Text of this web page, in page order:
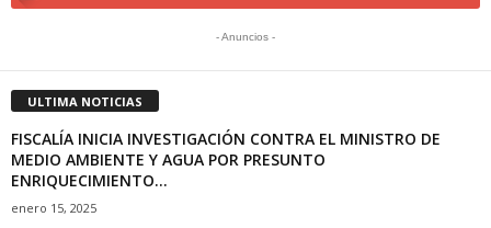
- Anuncios -
ULTIMA NOTICIAS
FISCALÍA INICIA INVESTIGACIÓN CONTRA EL MINISTRO DE
MEDIO AMBIENTE Y AGUA POR PRESUNTO
ENRIQUECIMIENTO...
enero 15, 2025